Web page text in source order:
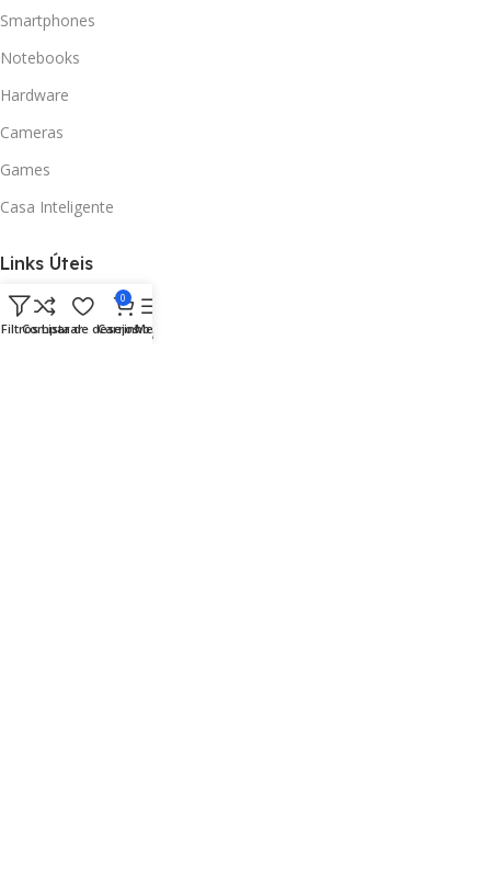
Smartphones
Notebooks
Hardware
Cameras
Games
Casa Inteligente
Links Úteis
Como Comprar
Envios e Pagamentos
FiltrosComparar
Lista de desejos
0
CarrinhoMenu